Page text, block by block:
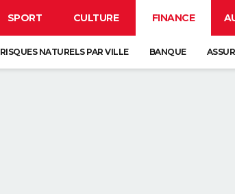
SPORT CULTURE FINANCE
RISQUES NATURELS PAR VILLE BANQUE